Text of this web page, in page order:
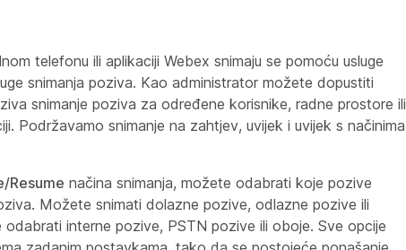
telefonu ili aplikaciji Webex snimaju se pomoću usluge
snimanja poziva. Kao administrator možete dopustiti
snimanje poziva za određene korisnike, radne prostore ili
Podržavamo snimanje na zahtjev, uvijek i uvijek s načinima
Resume načina snimanja, možete odabrati koje pozive
Možete snimati dolazne pozive, odlazne pozive ili
interne pozive, PSTN pozive ili oboje. Sve opcije